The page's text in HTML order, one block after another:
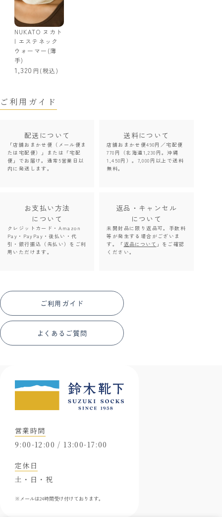
NUKATO ヌカト
| エステネック
ウォーマー(薄
手)
1,320 (税込)
ご利用ガイド
配送について
「店舗おまかせ便（メール便ま
たは宅配便）」または「宅配
便」でお届け。通常5営業日以
内に発送します。
送料について
店舗おまかせ便490円／宅配便
770円（北海道1,230円。沖縄
1,450円）。7,000円以上で送料
無料。
お支払い方法
について
クレジットカード・Amazon
Pay・PayPay・後払い・代
引・銀行振込（先払い）をご利
用いただけます。
返品・キャンセル
について
未開封品に限り返品可。手数料
等が発生する場合がございま
す。「返品について 」をご確認
ください。
ご利用ガイド
よくあるご質問
営業時間
9:00-12:00 / 13:00-17:00
定休日
土・日・祝
※メールは24時間受け付けております。